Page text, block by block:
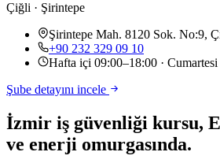
Çiğli · Şirintepe
Şirintepe Mah. 8120 Sok. No:9,
+90 232 329 09 10
Hafta içi 09:00–18:00 ·
Şube detayını incele
İzmir iş güvenliği kursu,
ve enerji omurgasında.